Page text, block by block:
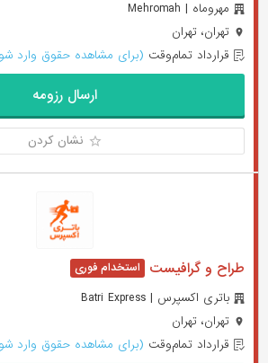
مهروماه | Mehromah
تهران، تهران
قرارداد تمام‌وقت (برای مشاهده حقوق وارد
ارسال رزومه
نشان کردن
طراح و گرافیست
باتری اکسپرس | Batri Express
تهران، تهران
قرارداد تمام‌وقت (برای مشاهده حقوق وارد